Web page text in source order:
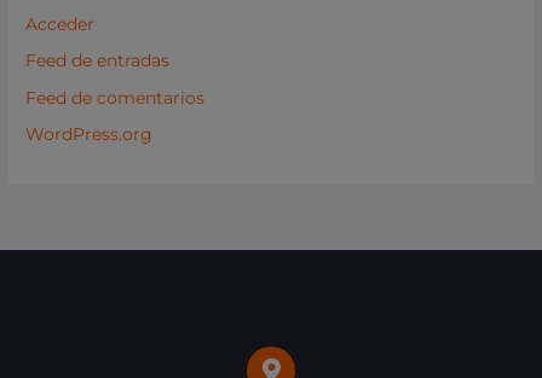
Acceder
Feed de entradas
Feed de comentarios
WordPress.org